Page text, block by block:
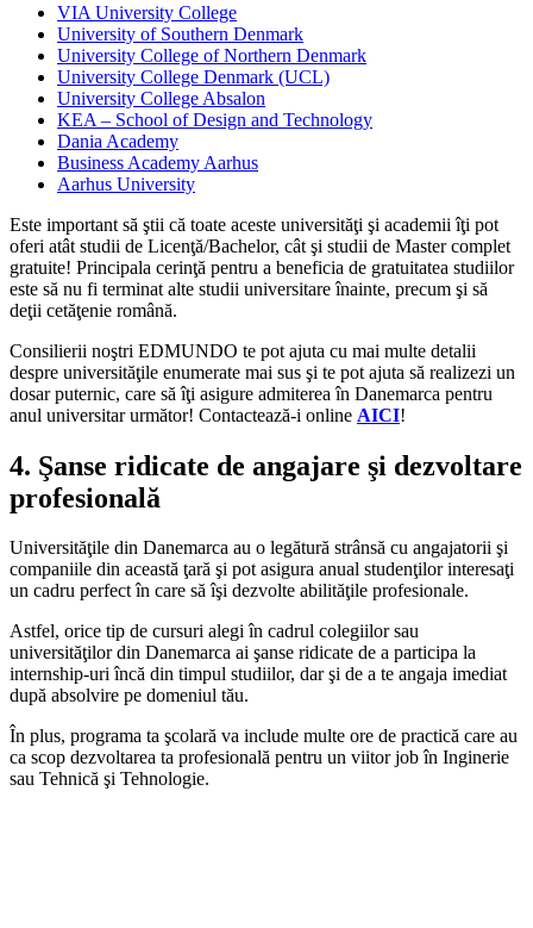
VIA University College
University of Southern Denmark
University College of Northern Denmark
University College Denmark (UCL)
University College Absalon
KEA – School of Design and Technology
Dania Academy
Business Academy Aarhus
Aarhus University
Este important să ştii că toate aceste universităţi şi academii îţi pot
oferi atât studii de Licenţă/Bachelor, cât şi studii de Master complet
gratuite! Principala cerinţă pentru a beneficia de gratuitatea studiilor
este să nu fi terminat alte studii universitare înainte, precum şi să
deţii cetăţenie română.
Consilierii noştri EDMUNDO te pot ajuta cu mai multe detalii
despre universităţile enumerate mai sus şi te pot ajuta să realizezi un
dosar puternic, care să îţi asigure admiterea în Danemarca pentru
anul universitar următor! Contactează-i online AICI!
4. Şanse ridicate de angajare şi dezvoltare
profesională
Universităţile din Danemarca au o legătură strânsă cu angajatorii şi
companiile din această ţară şi pot asigura anual studenţilor interesaţi
un cadru perfect în care să îşi dezvolte abilităţile profesionale.
Astfel, orice tip de cursuri alegi în cadrul colegiilor sau
universităţilor din Danemarca ai şanse ridicate de a participa la
internship-uri încă din timpul studiilor, dar şi de a te angaja imediat
după absolvire pe domeniul tău.
În plus, programa ta şcolară va include multe ore de practică care au
ca scop dezvoltarea ta profesională pentru un viitor job în Inginerie
sau Tehnică şi Tehnologie.